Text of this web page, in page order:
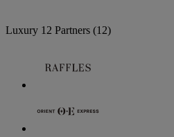
Luxury 12 Partners (12)